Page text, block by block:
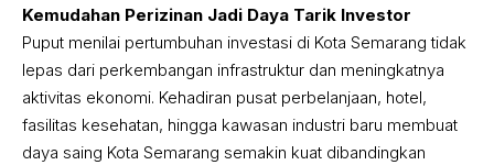
Kemudahan Perizinan Jadi Daya Tarik Investor
Puput menilai pertumbuhan investasi di Kota Semarang tidak
lepas dari perkembangan infrastruktur dan meningkatnya
aktivitas ekonomi. Kehadiran pusat perbelanjaan, hotel,
fasilitas kesehatan, hingga kawasan industri baru membuat
daya saing Kota Semarang semakin kuat dibandingkan